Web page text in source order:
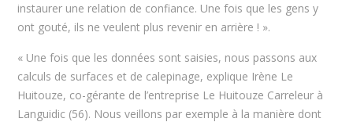
instaurer une relation de confiance. Une fois que les gens y
ont gouté, ils ne veulent plus revenir en arrière ! ».
« Une fois que les données sont saisies, nous passons aux
calculs de surfaces et de calepinage, explique Irène Le
Huitouze, co-gérante de l’entreprise Le Huitouze Carreleur à
Languidic (56). Nous veillons par exemple à la manière dont